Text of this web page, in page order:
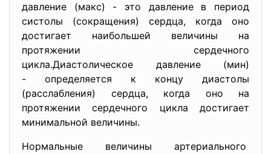
давление (макс) - это давление в период
систолы (сокращения) сердца, когда оно
достигает наибольшей величины на
протяжении сердечного
цикла.Диастолическое давление (мин)
- определяется к концу диастолы
(расслабления) сердца, когда оно на
протяжении сердечного цикла достигает
минимальной величины.
Нормальные величины артериального